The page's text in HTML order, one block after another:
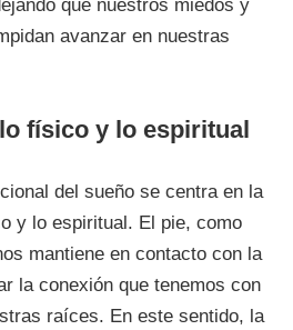
que nuestros miedos y
avanzar en nuestras
físico y lo espiritual
del sueño se centra en la
y lo espiritual. El pie, como
mantiene en contacto con la
la conexión que tenemos con
raíces. En este sentido, la